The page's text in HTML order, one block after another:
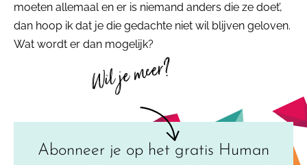
moeten allemaal en er is niemand anders die ze doet’,
dan hoop ik dat je die gedachte niet wil blijven geloven.
Wat wordt er dan mogelijk?
Wil je meer?
Abonneer je op het gratis Human